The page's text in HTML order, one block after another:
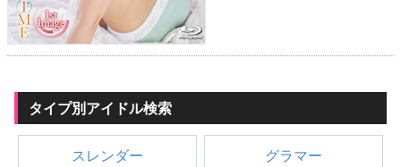
タイプ別アイドル検索
スレンダー グラマー